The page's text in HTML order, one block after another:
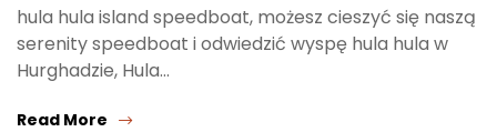
hula hula island speedboat, możesz cieszyć się naszą
serenity speedboat i odwiedzić wyspę hula hula w
Hurghadzie, Hula…
Read More